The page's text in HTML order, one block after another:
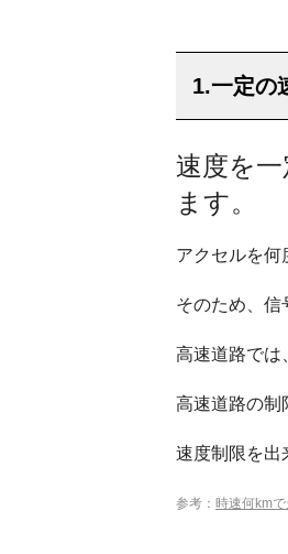
1.一定の
速度を
ます。
アクセルを何
そのため、信
高速道路では
高速道路の制
速度制限を出
参考： 時速何km